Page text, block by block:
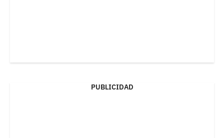
PUBLICIDAD